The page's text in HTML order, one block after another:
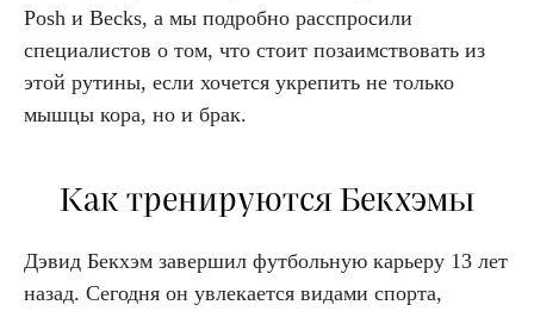
Posh и Becks, а мы подробно расспросили
специалистов о том, что стоит позаимствовать из
этой рутины, если хочется укрепить не только
мышцы кора, но и брак.
Как тренируются Бекхэмы
Дэвид Бекхэм завершил футбольную карьеру 13 лет
назад. Сегодня он увлекается видами спорта,